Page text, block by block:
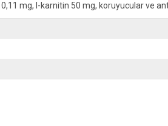
mg, l-karnitin 50 mg, koruyucular ve